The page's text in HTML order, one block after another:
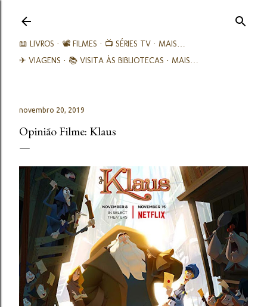
📖 LIVROS 📽️ FILMES 📺 SÉRIES TV
MAIS…
✈ VIAGENS
📚︎ VISITA ÀS BIBLIOTECAS MAIS…
novembro 20, 2019
Opinião Filme: Klaus